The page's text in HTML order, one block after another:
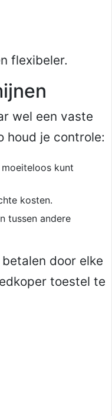
flexibeler.
wel een vaste
houd je controle:
kunt
kosten.
tussen andere
door elke
toestel te